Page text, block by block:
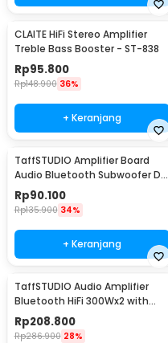
CLAITE HiFi Stereo Amplifier
Treble Bass Booster - ST-838
Rp95.800
Rp148.900 36%
+ Keranjang
TaffSTUDIO Amplifier Board
Audio Bluetooth Subwoofer DIY
35W - D30K
Rp90.100
Rp135.900 34%
+ Keranjang
TaffSTUDIO Audio Amplifier
Bluetooth HiFi 300Wx2 with
Remote Control - BT-198E
Rp208.800
Rp286.900 28%